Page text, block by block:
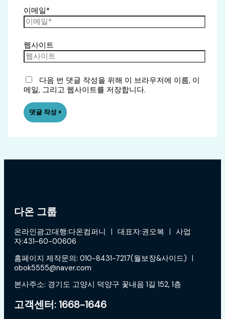
이메일*
웹사이트
다음 번 댓글 작성을 위해 이 브라우저에 이름, 이
메일, 그리고 웹사이트를 저장합니다.
다온 그룹
온라인광고대행:다온컴퍼니 ㅣ 대표자:권오복 ㅣ 사업
자:431-60-00606
홈페이지 제작문의: 010-8431-7217(월보장&사이드) ㅣ
obok5555@naver.com
본사주소: 경기도 고양시 덕양구 꽃내음 1길 152, 1층
고객센터: 1668-1646